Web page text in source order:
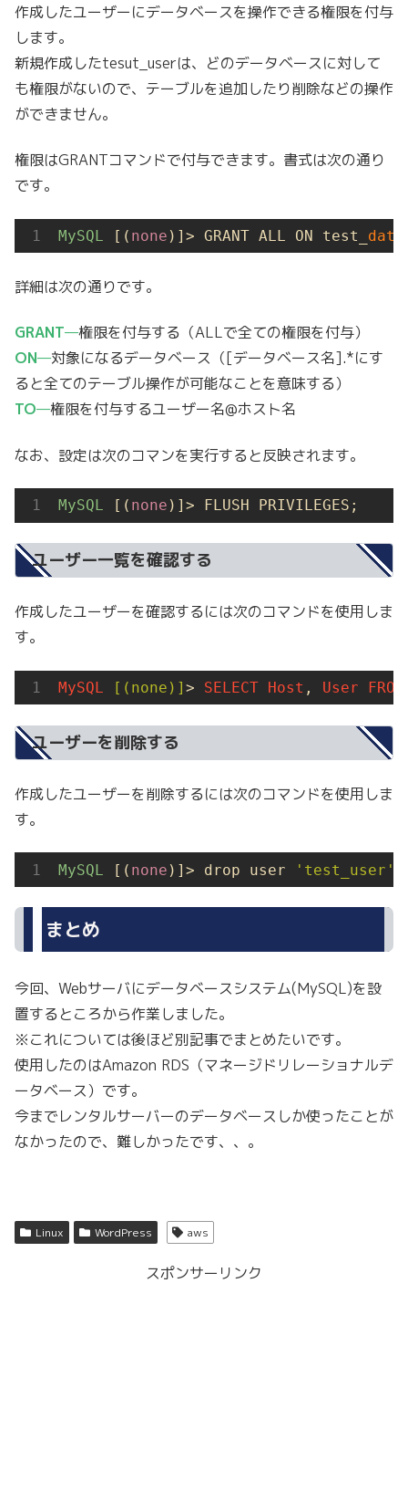
作成したユーザーにデータベースを操作できる権限を付与
します。
新規作成したtesut_userは、どのデータベースに対して
も権限がないので、テーブルを追加したり削除などの操作
ができません。
権限はGRANTコマンドで付与できます。書式は次の通り
です。
MySQL [( none )]> GRANT ALL ON test_
詳細は次の通りです。
GRANT—権限を付与する（ALLで全ての権限を付与）
ON—対象になるデータベース（[データベース名].*にす
ると全てのテーブル操作が可能なことを意味する）
TO—権限を付与するユーザー名@ホスト名
なお、設定は次のコマンを実行すると反映されます。
MySQL [( none )]> FLUSH PRIVILEGES;
ユーザー一覧を確認する
作成したユーザーを確認するには次のコマンドを使用しま
す。
MySQL [(none)] > SELECT Host , User FROM
ユーザーを削除する
作成したユーザーを削除するには次のコマンドを使用しま
す。
MySQL [( none )]> drop user 'test_user'
まとめ
今回、Webサーバにデータベースシステム(MySQL)を設
置するところから作業しました。
※これについては後ほど別記事でまとめたいです。
使用したのはAmazon RDS（マネージドリレーショナルデ
ータベース）です。
今までレンタルサーバーのデータベースしか使ったことが
なかったので、難しかったです、、。
Linux WordPress aws
スポンサーリンク